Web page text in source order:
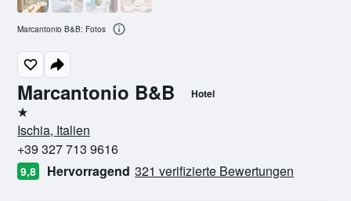
Marcantonio B&B Hotel
1 Stern
Ischia, Italien
+39 327 713 9616
9,8 Hervorragend 321 verifizierte Bewertungen
Marcantonio B&B: Fotos